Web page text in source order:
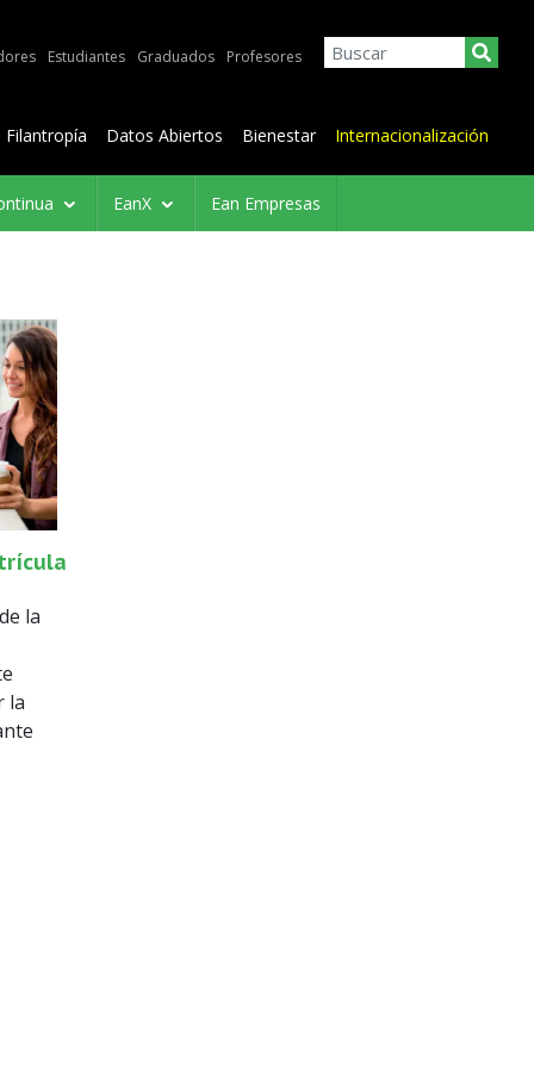
Estudiantes Graduados Profesores
Filantropía Datos Abiertos Bienestar Internacionalización
EanX Ean Empresas
la
la